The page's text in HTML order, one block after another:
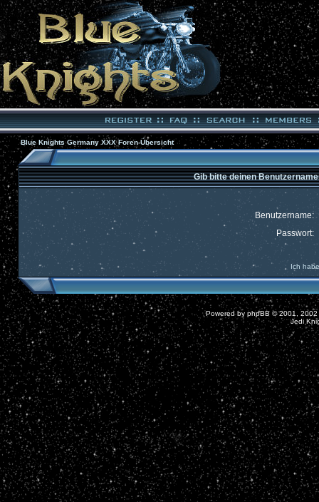
Blue Knights Germany XXX Foren-Übersicht
Gib bitte deinen
Benutzername:
Passwort:
Ich
Powered by phpBB© 2001, 2002
Jedi